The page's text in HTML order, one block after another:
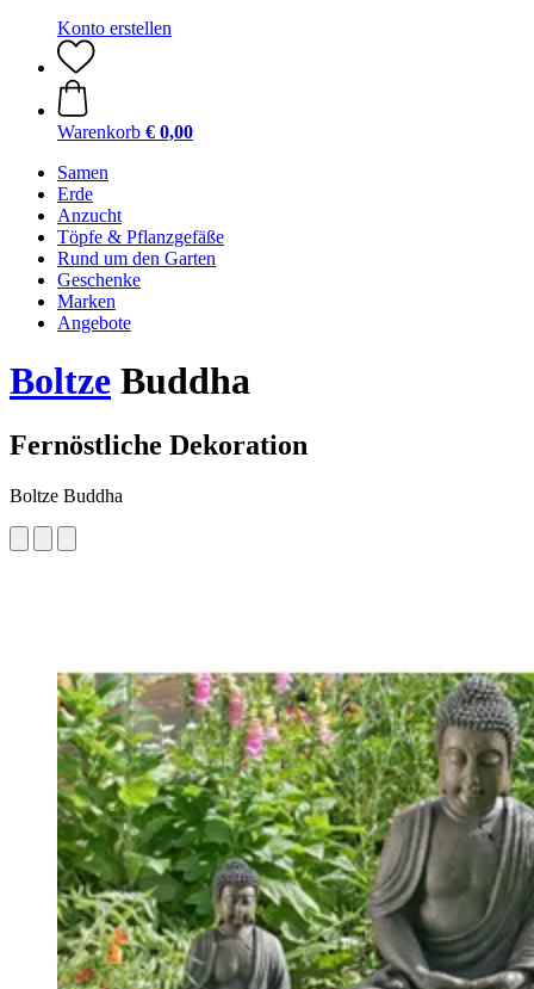
Konto erstellen
Warenkorb € 0,00
Samen
Erde
Anzucht
Töpfe & Pflanzgefäße
Rund um den Garten
Geschenke
Marken
Angebote
Boltze Buddha
Fernöstliche Dekoration
Boltze Buddha